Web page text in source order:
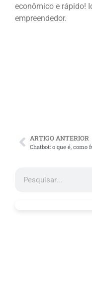
econômico e rápido!
empreendedor.
ARTIGO ANTERIOR